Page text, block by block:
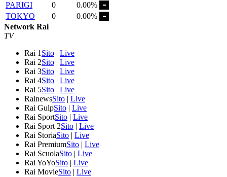
PARIGI
0
0.00%
TOKYO
0
0.00%
Network Rai
TV
Rai 1 Sito | Live
Rai 2Sito | Live
Rai 3Sito | Live
Rai 4Sito | Live
Rai 5Sito | Live
RainewsSito | Live
Rai GulpSito | Live
Rai SportSito | Live
Rai Sport 2Sito | Live
Rai StoriaSito | Live
Rai PremiumSito | Live
Rai ScuolaSito | Live
Rai YoYoSito | Live
Rai MovieSito | Live